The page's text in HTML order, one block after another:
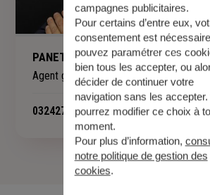
PANETTA Anthony
Agent général
0324274487-
campagnes publicitaires.
Pour certains d’entre eux,
consentement est
pouvez paramétrer ces
bien tous les accepter, ou
décider de continuer votre
navigation sans les accepter.
pourrez modifier ce choix à
moment.
Pour plus d’information,
notre politique de gestion des
cookies.